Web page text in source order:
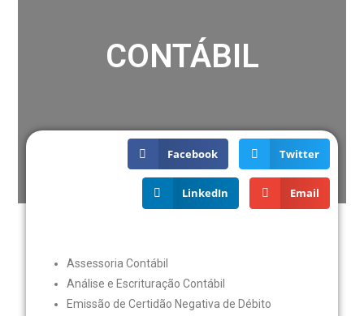
CONTÁBIL
Facebook Twitter
LinkedIn Email
Assessoria Contábil
Análise e Escrituração Contábil
Emissão de Certidão Negativa de Débito